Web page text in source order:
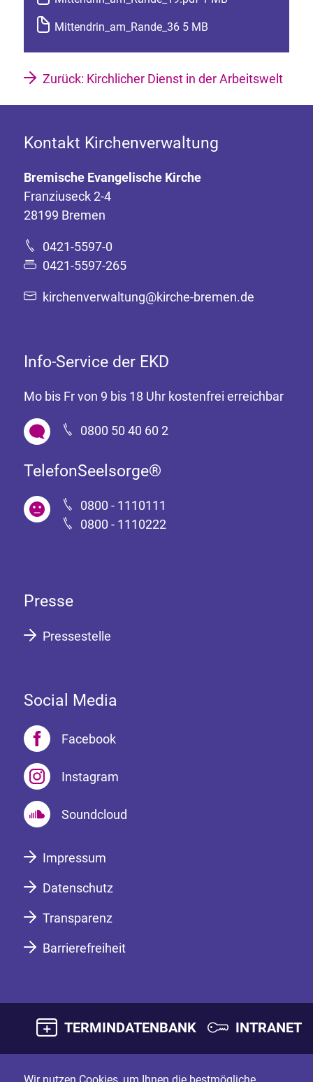
Mittendrin_am_Rande_36 5 MB
Zurück: Kirchlicher Dienst in der Arbeitswelt
Kontakt Kirchenverwaltung
Bremische Evangelische Kirche
Franziuseck 2-4
28199 Bremen
0421-5597-0
0421-5597-265
kirchenverwaltung@kirche-bremen.de
Info-Service der EKD
Mo bis Fr von 9 bis 18 Uhr kostenfrei erreichbar
0800 50 40 60 2
TelefonSeelsorge®
0800 - 1110111
0800 - 1110222
Presse
Pressestelle
Social Media
Facebook
Instagram
Soundcloud
Impressum
Datenschutz
Transparenz
Barrierefreiheit
TERMINDATENBANK INTRANET
Wir nutzen Cookies, um Ihnen die bestmögliche